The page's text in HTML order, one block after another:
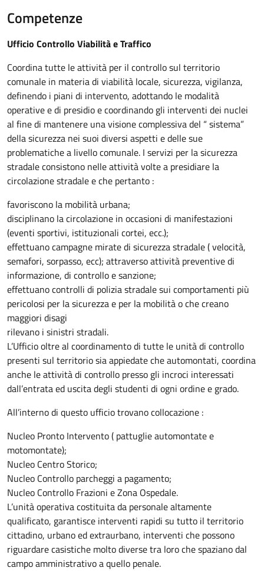
Competenze
Ufficio Controllo Viabilità e Traffico
Coordina tutte le attività per il controllo sul territorio
comunale in materia di viabilità locale, sicurezza, vigilanza,
definendo i piani di intervento, adottando le modalità
operative e di presidio e coordinando gli interventi dei nuclei
al fine di mantenere una visione complessiva del “ sistema”
della sicurezza nei suoi diversi aspetti e delle sue
problematiche a livello comunale. I servizi per la sicurezza
stradale consistono nelle attività volte a presidiare la
circolazione stradale e che pertanto :
favoriscono la mobilità urbana;
disciplinano la circolazione in occasioni di manifestazioni
(eventi sportivi, istituzionali cortei, ecc.);
effettuano campagne mirate di sicurezza stradale ( velocità,
semafori, sorpasso, ecc); attraverso attività preventive di
informazione, di controllo e sanzione;
effettuano controlli di polizia stradale sui comportamenti più
pericolosi per la sicurezza e per la mobilità o che creano
maggiori disagi
rilevano i sinistri stradali.
L’Ufficio oltre al coordinamento di tutte le unità di controllo
presenti sul territorio sia appiedate che automontati, coordina
anche le attività di controllo presso gli incroci interessati
dall’entrata ed uscita degli studenti di ogni ordine e grado.
All’interno di questo ufficio trovano collocazione :
Nucleo Pronto Intervento ( pattuglie automontate e
motomontate);
Nucleo Centro Storico;
Nucleo Controllo parcheggi a pagamento;
Nucleo Controllo Frazioni e Zona Ospedale.
L’unità operativa costituita da personale altamente
qualificato, garantisce interventi rapidi su tutto il territorio
cittadino, urbano ed extraurbano, interventi che possono
riguardare casistiche molto diverse tra loro che spaziano dal
campo amministrativo a quello penale.